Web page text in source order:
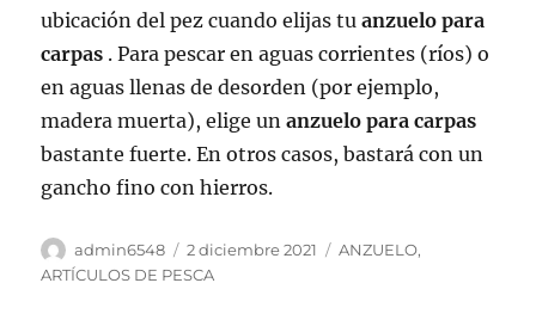
ubicación del pez cuando elijas tuanzuelo para
carpas . Para pescar en aguas corrientes (ríos) o
en aguas llenas de desorden (por ejemplo,
madera muerta), elige unanzuelo para carpas
bastante fuerte. En otros casos, bastará con un
gancho fino con hierros.
Autor
admin6548
Publicado
el
2 diciembre 2021 Categorías
ANZUELO,
ARTÍCULOS DE PESCA